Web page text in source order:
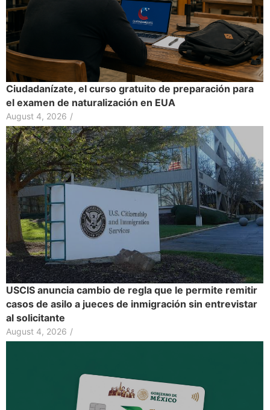
Ciudadanízate, el curso gratuito de preparación para
el examen de naturalización en EUA
August 4, 2026 /
USCIS anuncia cambio de regla que le permite remitir
casos de asilo a jueces de inmigración sin entrevistar
al solicitante
August 4, 2026 /